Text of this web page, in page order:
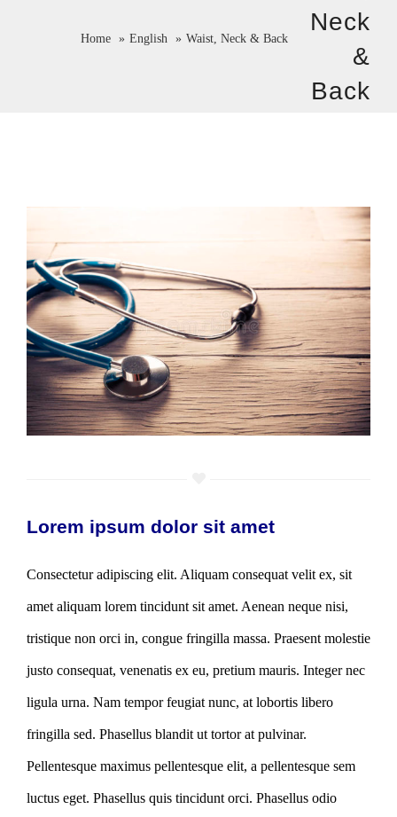
Neck
&
Back
Home English Waist, Neck & Back
Lorem ipsum dolor sit amet
Consectetur adipiscing elit. Aliquam consequat velit ex, sit
amet aliquam lorem tincidunt sit amet. Aenean neque nisi,
tristique non orci in, congue fringilla massa. Praesent molestie
justo consequat, venenatis ex eu, pretium mauris. Integer nec
ligula urna. Nam tempor feugiat nunc, at lobortis libero
fringilla sed. Phasellus blandit ut tortor at pulvinar.
Pellentesque maximus pellentesque elit, a pellentesque sem
luctus eget. Phasellus quis tincidunt orci. Phasellus odio